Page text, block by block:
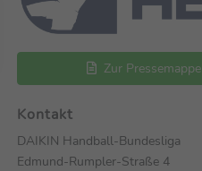
Zur Pressemappe
Kontakt
DAIKIN Handball-Bundesliga
Edmund-Rumpler-Straße 4